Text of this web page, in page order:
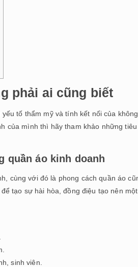
phải ai cũng biết
tố thẩm mỹ và tính kết nối của không
của mình thì hãy tham khảo những
quần áo kinh doanh
cùng với đó là phong cách quần áo
tạo sự hài hòa, đồng điệu tạo nên một
sinh viên.